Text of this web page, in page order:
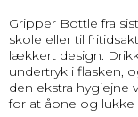
Gripper Bottle fra
skole eller til
lækkert design.
undertryk i flasken,
den ekstra hygiejne
for at åbne og